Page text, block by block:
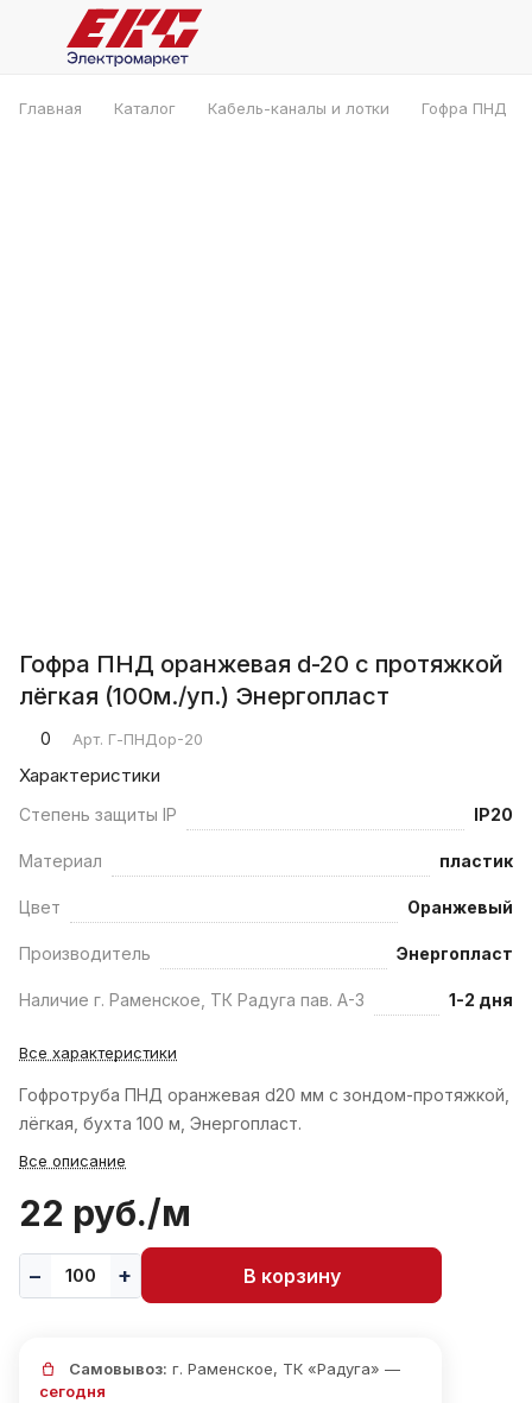
Главная Каталог Кабель-каналы и лотки Гофра ПНД
Гофра ПНД оранжевая d-20 с протяжкой
лёгкая (100м./уп.) Энергопласт
0 Арт. Г-ПНДор-20
Характеристики
Степень защиты IP IP20
Материал пластик
Цвет Оранжевый
Производитель Энергопласт
Наличие г. Раменское, ТК Радуга пав. А-3 1-2 дня
Все характеристики
Гофротруба ПНД оранжевая d20 мм с зондом-протяжкой,
лёгкая, бухта 100 м, Энергопласт.
Все описание
22 руб./м
В корзину
Самовывоз: г. Раменское, ТК «Радуга» —
сегодня